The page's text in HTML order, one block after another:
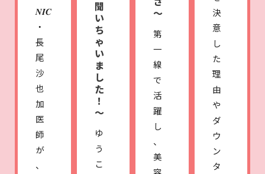
𝑵𝑰𝑪
・
長
尾
沙
也
加
医
師
が
、
聞
い
ち
ゃ
い
ま
し
た
！
～
ゆ
う
こ
〜
第
一
線
で
活
躍
し
、
美
決
意
し
た
理
由
や
ダ
ウ
ン
タ